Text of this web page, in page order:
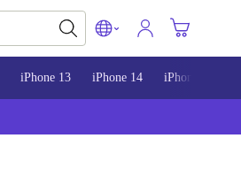
iPhone 13 iPhone 14 iPhone 15